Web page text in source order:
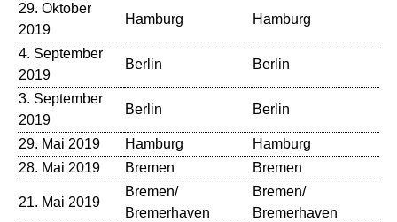
29. Oktober
2019
Hamburg Hamburg
4. September
2019
Berlin Berlin
3. September
2019
Berlin Berlin
29. Mai 2019 Hamburg Hamburg
28. Mai 2019
Bremen Bremen
21. Mai 2019
Bremen/
Bremerhaven
Bremen/
Bremerhaven